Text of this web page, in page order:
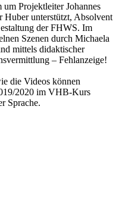
Projektleiter Johannes
Huber unterstützt, Absolvent
der FHWS. Im
Szenen durch Michaela
mittels didaktischer
– Fehlanzeige!
die Videos können
2020 im VHB-Kurs
Sprache.